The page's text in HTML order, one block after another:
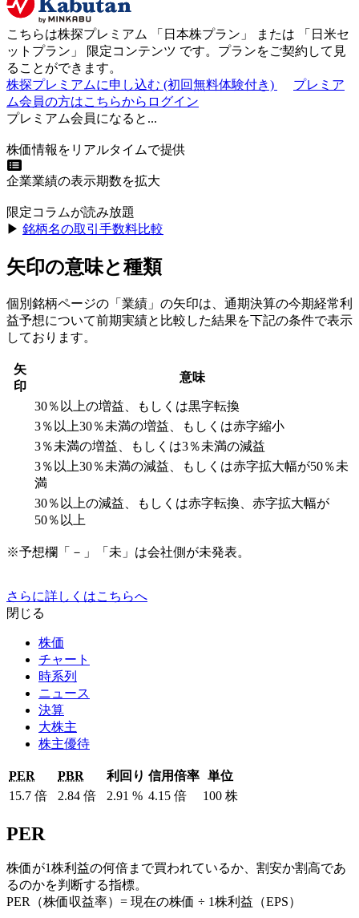
こちらは株探プレミアム 「 日本株プラン 」 または 「 日米セ
ットプラン 」 限定コンテンツ です。プランをご契約して見
ることができます。
株探プレミアムに申し込む (初回無料体験付き)
プレミア
ム会員の方はこちらからログイン
プレミアム会員になると...
株価情報をリアルタイムで提供
企業業績の表示期数を拡大
限定コラムが読み放題
▶︎ 銘柄名の取引手数料比較
矢印の意味と種類
個別銘柄ページの「業績」の矢印は、通期決算の今期経常利
益予想について前期実績と比較した結果を下記の条件で表示
しております。
矢
印
意味
30％以上の増益、もしくは黒字転換
3％以上30％未満の増益、もしくは赤字縮小
3％未満の増益、もしくは3％未満の減益
3％以上30％未満の減益、もしくは赤字拡大幅が50％未
満
30％以上の減益、もしくは赤字転換、赤字拡大幅が
50％以上
※予想欄「－」「未」は会社側が未発表。
さらに詳しくはこちらへ
閉じる
株価
チャート
時系列
ニュース
決算
大株主
株主優待
PER PBR 利回り 信用倍率 単位
15.7 倍 2.84 倍 2.91 % 4.15 倍 100 株
PER
株価が1株利益の何倍まで買われているか、割安か割高であ
るのかを判断する指標。
PER（株価収益率）= 現在の株価 ÷ 1株利益（EPS）